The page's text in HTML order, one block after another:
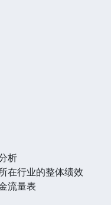
析
在行业的整体绩效
流量表